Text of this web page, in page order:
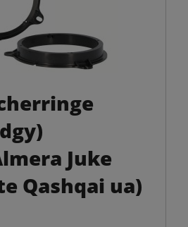
Juke
Qashqai ua)